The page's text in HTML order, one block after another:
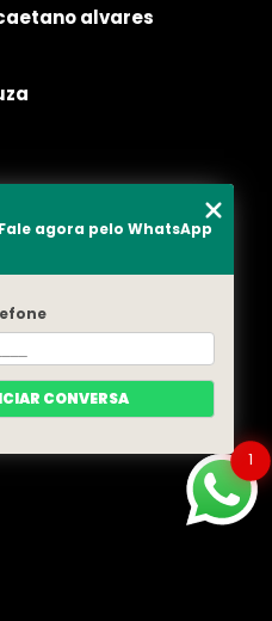
alvares
1
agora pelo WhatsApp
CONVERSA